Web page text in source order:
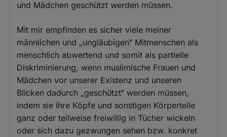
und Mädchen geschützt werden müssen.
Mit mir empfinden es sicher viele meiner
männlichen und „ungläubigen“ Mitmenschen als
menschlich abwertend und somit als partielle
Diskriminierung, wenn muslimische Frauen und
Mädchen vor unserer Existenz und unseren
Blicken dadurch „geschützt“ werden müssen,
indem sie ihre Köpfe und sonstigen Körperteile
ganz oder teilweise freiwillig in Tücher wickeln
oder sich dazu gezwungen sehen bzw. konkret